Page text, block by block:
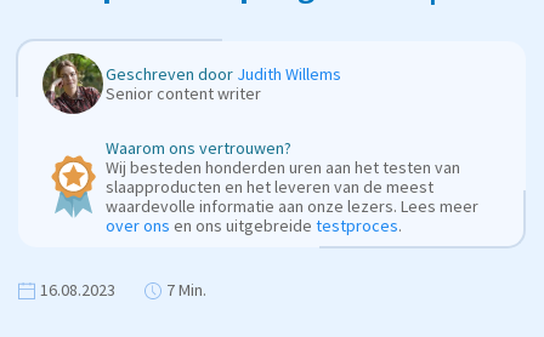
Geschreven door Judith Willems
Senior content writer
Waarom ons vertrouwen?
Wij besteden honderden uren aan het testen van
slaapproducten en het leveren van de meest
waardevolle informatie aan onze lezers. Lees meer
over ons en ons uitgebreide testproces.
16.08.2023 7 Min.